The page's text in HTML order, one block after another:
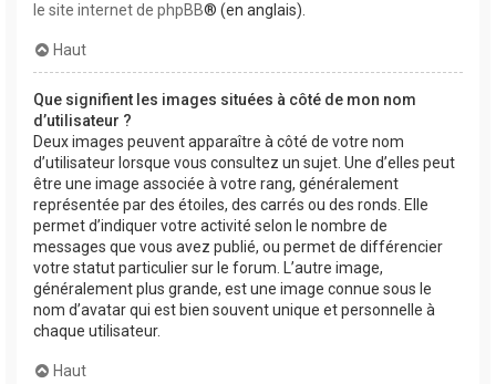
le site internet de phpBB® (en anglais).
Haut
Que signifient les images situées à côté de mon nom
d’utilisateur ?
Deux images peuvent apparaître à côté de votre nom
d’utilisateur lorsque vous consultez un sujet. Une d’elles peut
être une image associée à votre rang, généralement
représentée par des étoiles, des carrés ou des ronds. Elle
permet d’indiquer votre activité selon le nombre de
messages que vous avez publié, ou permet de différencier
votre statut particulier sur le forum. L’autre image,
généralement plus grande, est une image connue sous le
nom d’avatar qui est bien souvent unique et personnelle à
chaque utilisateur.
Haut